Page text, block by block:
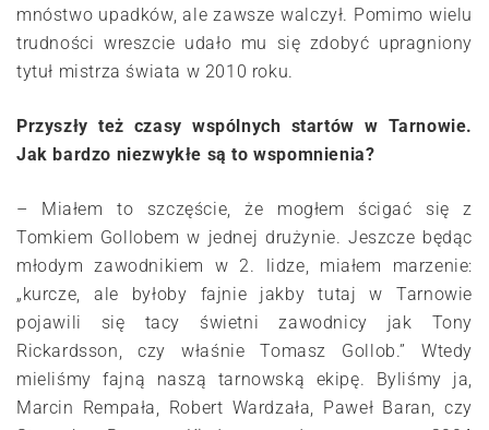
mnóstwo upadków, ale zawsze walczył. Pomimo wielu
trudności wreszcie udało mu się zdobyć upragniony
tytuł mistrza świata w 2010 roku.
Przyszły też czasy wspólnych startów w Tarnowie.
Jak bardzo niezwykłe są to wspomnienia?
– Miałem to szczęście, że mogłem ścigać się z
Tomkiem Gollobem w jednej drużynie. Jeszcze będąc
młodym zawodnikiem w 2. lidze, miałem marzenie:
„kurcze, ale byłoby fajnie jakby tutaj w Tarnowie
pojawili się tacy świetni zawodnicy jak Tony
Rickardsson, czy właśnie Tomasz Gollob.” Wtedy
mieliśmy fajną naszą tarnowską ekipę. Byliśmy ja,
Marcin Rempała, Robert Wardzała, Paweł Baran, czy